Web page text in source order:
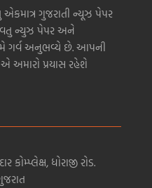
એકમાત્ર ગુજરાતી ન્યૂઝ પેપર
ન્યુઝ પેપર અને
ગર્વ અનુભવ્યે છે. આપની
પ્રયાસ રહેશે
ધોરાજી રોડ.